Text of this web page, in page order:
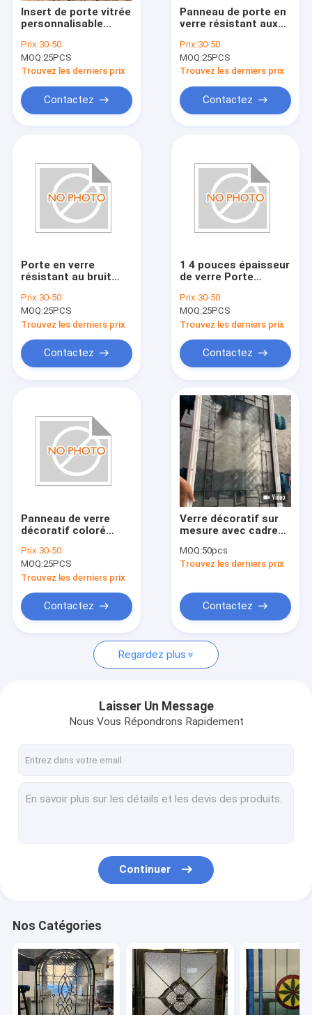
Barrière en aluminium ornementale
Insert de porte vitrée
personnalisable
à divers styles de
portes, offrant
élégance et visibilité
Prix:30-50
MOQ:25PCS
Trouvez les derniers prix
Contactez
Panneau de porte en
verre résistant aux
parfaite pour les
conceptions
architecturales
force et clarté
Prix:30-50
MOQ:25PCS
Trouvez les derniers prix
Contactez
Porte en verre
résistant au bruit
vitrage énergie
glacée Designstyle
parfait pour les
architecturales
modernes
rénovations
Prix:30-50
MOQ:25PCS
Trouvez les derniers prix
Contactez
1 4 pouces épaisseur
de verre Porte
porte production de
verre au plomb
Convient pour les
Porte intérieure et
murs de séparation
Prix:30-50
MOQ:25PCS
Trouvez les derniers prix
Contactez
Panneau de verre
décoratif coloré
d'installation en
creux adapté aux
murs de séparation
et aux
caractéristiques
décoratives
Prix:30-50
MOQ:25PCS
Trouvez les derniers prix
Contactez
Verre décoratif sur
mesure avec cadre
MOQ:50pcs
Trouvez les derniers prix
Contactez
Regardez plus
Laisser Un Message
Nous Vous Répondrons Rapidement
Continuer
Nos Catégories